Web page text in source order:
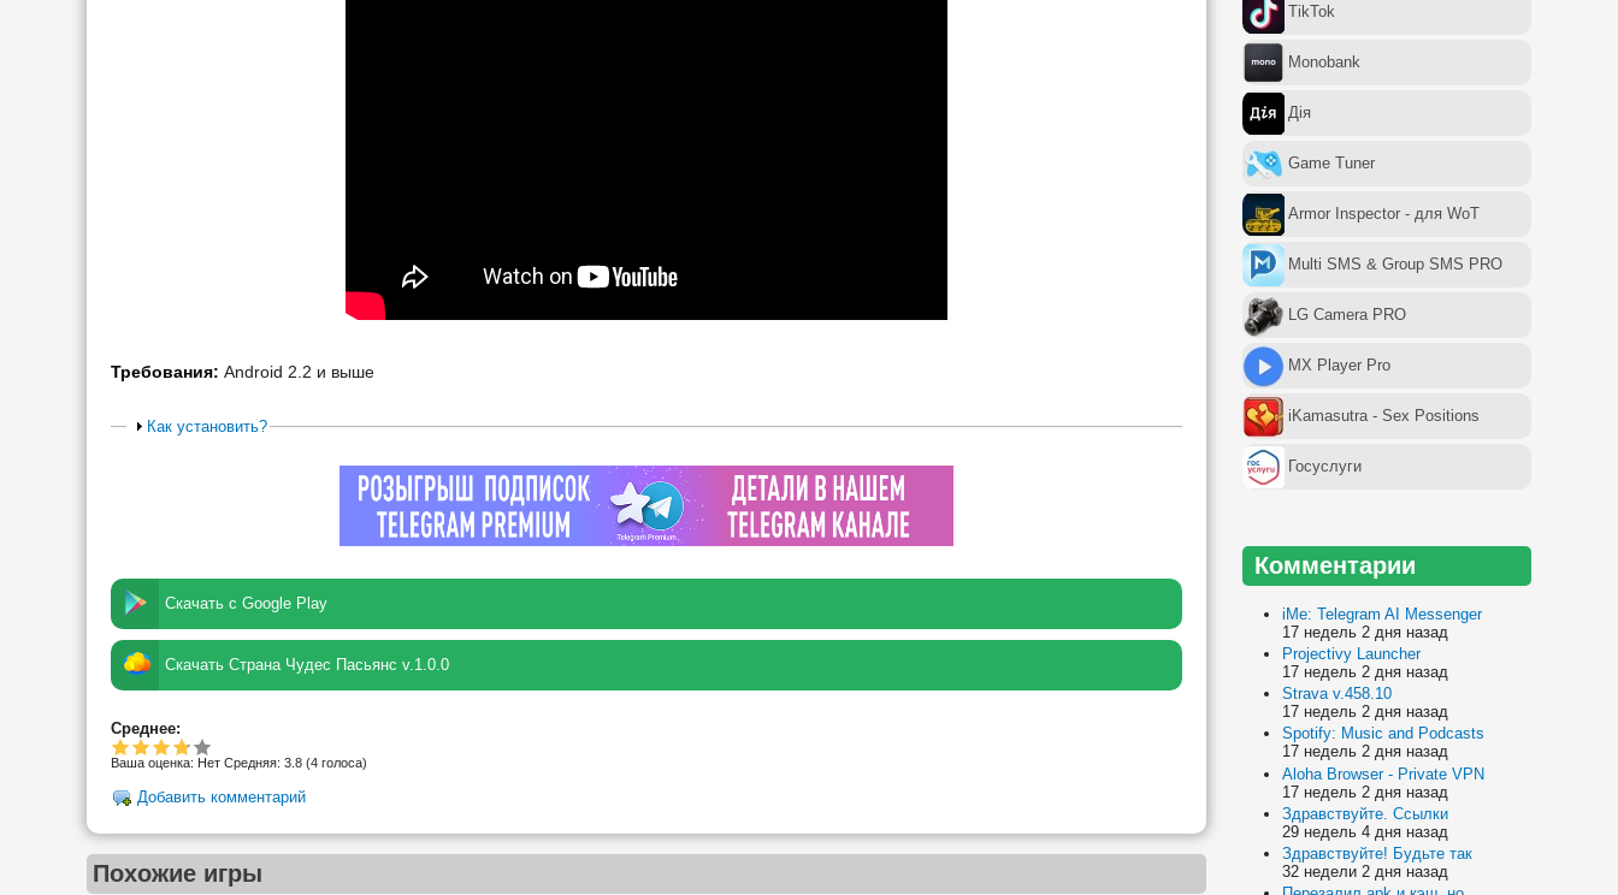
Требования: Android 2.2 и выше
Как установить?
Скачать с Google Play
Скачать Страна Чудес Пасьянс v.1.0.0
Среднее:
Ваша оценка: Нет Средняя: 3.8 (4 голоса)
Добавить комментарий
Похожие игры
TikTok
Monobank
Дія
Game Tuner
Armor Inspector - для WoT
Multi SMS & Group SMS PRO
LG Camera PRO
MX Player Pro
iKamasutra - Sex Positions
Госуслуги
Комментарии
iMe: Telegram AI Messenger
17 недель 2 дня назад
Projectivy Launcher
17 недель 2 дня назад
Strava v.458.10
17 недель 2 дня назад
Spotify: Music and Podcasts
17 недель 2 дня назад
Aloha Browser - Private VPN
17 недель 2 дня назад
Здравствуйте. Ссылки
29 недель 4 дня назад
Здравствуйте! Будьте так
32 недели 2 дня назад